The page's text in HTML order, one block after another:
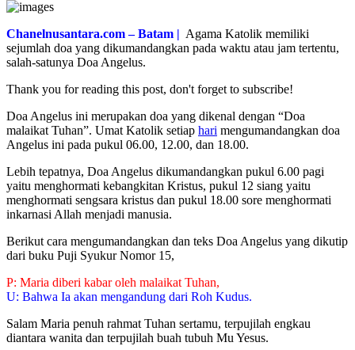
Chanelnusantara.com – Batam | Agama Katolik memiliki
sejumlah doa yang dikumandangkan pada waktu atau jam tertentu,
salah-satunya Doa Angelus.
Thank you for reading this post, don't forget to subscribe!
Doa Angelus ini merupakan doa yang dikenal dengan “Doa
malaikat Tuhan”. Umat Katolik setiap hari mengumandangkan doa
Angelus ini pada pukul 06.00, 12.00, dan 18.00.
Lebih tepatnya, Doa Angelus dikumandangkan pukul 6.00 pagi
yaitu menghormati kebangkitan Kristus, pukul 12 siang yaitu
menghormati sengsara kristus dan pukul 18.00 sore menghormati
inkarnasi Allah menjadi manusia.
Berikut cara mengumandangkan dan teks Doa Angelus yang dikutip
dari buku Puji Syukur Nomor 15,
P: Maria diberi kabar oleh malaikat Tuhan,
U: Bahwa Ia akan mengandung dari Roh Kudus.
Salam Maria penuh rahmat Tuhan sertamu, terpujilah engkau
diantara wanita dan terpujilah buah tubuh Mu Yesus.